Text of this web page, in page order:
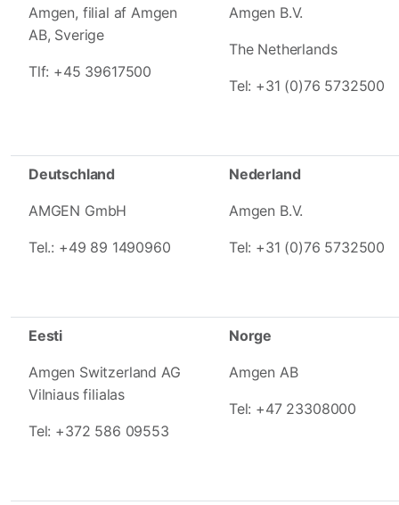
Amgen, filial af Amgen
AB, Sverige
Tlf: +45 39617500
Amgen B.V.
The Netherlands
Tel: +31 (0)76 5732500
Deutschland
AMGEN GmbH
Tel.: +49 89 1490960
Nederland
Amgen B.V.
Tel: +31 (0)76 5732500
Eesti
Amgen Switzerland AG
Vilniaus filialas
Tel: +372 586 09553
Norge
Amgen AB
Tel: +47 23308000